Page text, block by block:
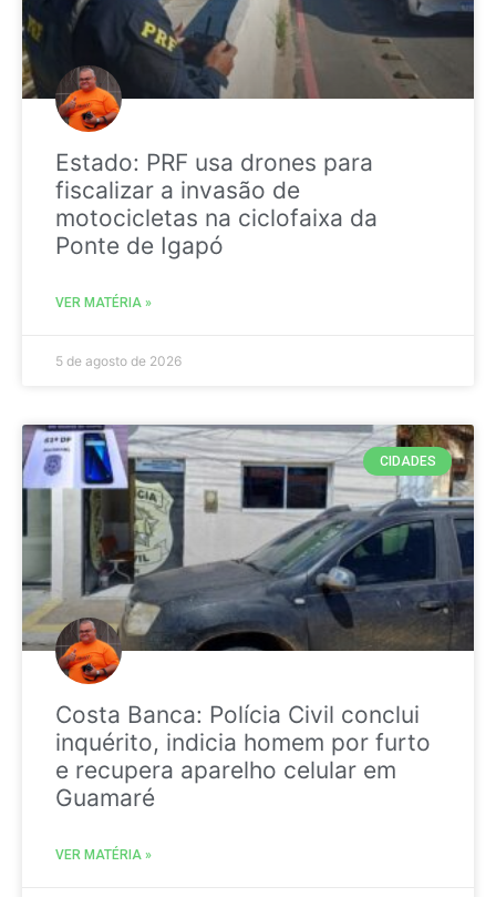
Estado: PRF usa drones para
fiscalizar a invasão de
motocicletas na ciclofaixa da
Ponte de Igapó
VER MATÉRIA »
5 de agosto de 2026
CIDADES
Costa Banca: Polícia Civil conclui
inquérito, indicia homem por furto
e recupera aparelho celular em
Guamaré
VER MATÉRIA »